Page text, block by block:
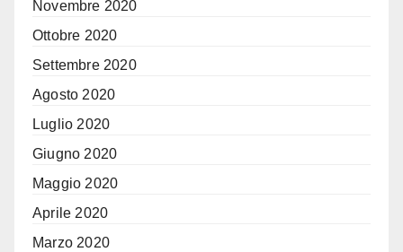
Novembre 2020
Ottobre 2020
Settembre 2020
Agosto 2020
Luglio 2020
Giugno 2020
Maggio 2020
Aprile 2020
Marzo 2020